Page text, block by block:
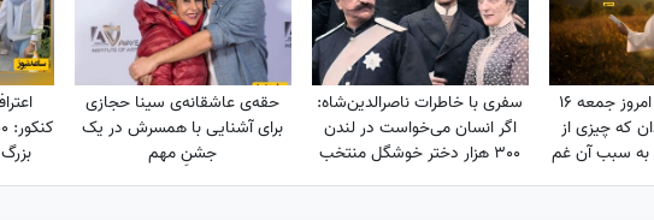
فال انبیاء روزانه امروز جمعه 16
/ بدان که چیزی از
به سبب آن غم
اما ...
سفری با خاطرات ناصرالدین‌شاه:
اگر انسان می‌خواست در لندن
300 هزار دختر خوشگل منتخب
می‌کرد، خیلی اوضاع غریبی بود/
حقه‌ی عاشقانه‌ی سینا حجازی
برای آشنایی با همسرش در یک
جشنِ مهم